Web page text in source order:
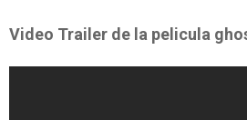
Video Trailer de la pelicula